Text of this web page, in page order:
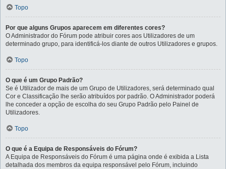
Topo
Por que alguns Grupos aparecem em diferentes cores?
O Administrador do Fórum pode atribuir cores aos Utilizadores de um
determinado grupo, para identificá-los diante de outros Utilizadores e grupos.
Topo
O que é um Grupo Padrão?
Se é Utilizador de mais de um Grupo de Utilizadores, será determinado qual
Cor e Classificação lhe serão atribuídos por padrão. O Administrador poderá
lhe conceder a opção de escolha do seu Grupo Padrão pelo Painel de
Utilizadores.
Topo
O que é a Equipa de Responsáveis do Fórum?
A Equipa de Responsáveis do Fórum é uma página onde é exibida a Lista
detalhada dos membros da equipa responsável pelo Fórum, incluindo